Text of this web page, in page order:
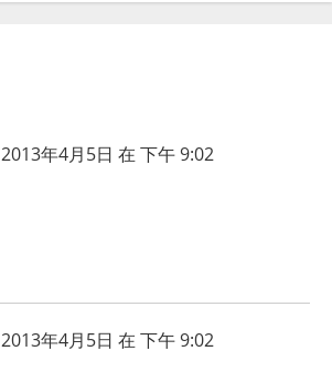
2013年4月5日 在 下午 9:02
2013年4月5日 在 下午 9:02